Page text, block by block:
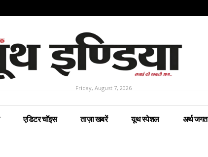
Friday, August 7, 2026
एडिटर चॉइस ताज़ा खबरें यूथ स्पेशल अर्थ जगत